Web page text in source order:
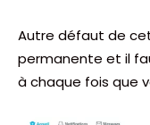
Autre défaut de
permanente et il
à chaque fois que